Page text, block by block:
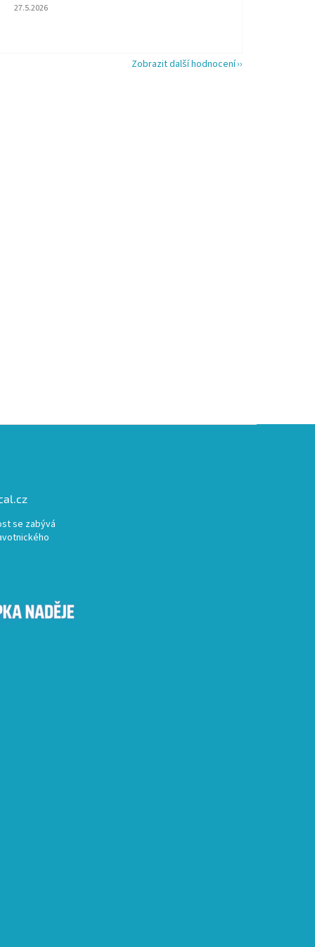
Hodnocení obchodu je 5 z 5 hvězdiček.
27.5.2026
Zobrazit další hodnocení
se zabývá